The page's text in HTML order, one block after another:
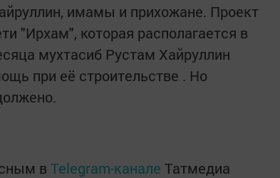
имамы и прихожане. Проект
"Ирхам", которая располагается в
мухтасиб Рустам Хайруллин
при её строительстве . Но
в Telegram-канале Татмедиа